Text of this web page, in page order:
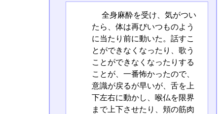
全身麻酔を受け、気がつい
たら、体は再びいつものよう
に当たり前に動いた。話すこ
とができなくなったり、歌う
ことができなくなったりする
ことが、一番怖かったので、
意識が戻るが早いが、舌を上
下左右に動かし、喉仏を限界
まで上下させたり、頬の筋肉